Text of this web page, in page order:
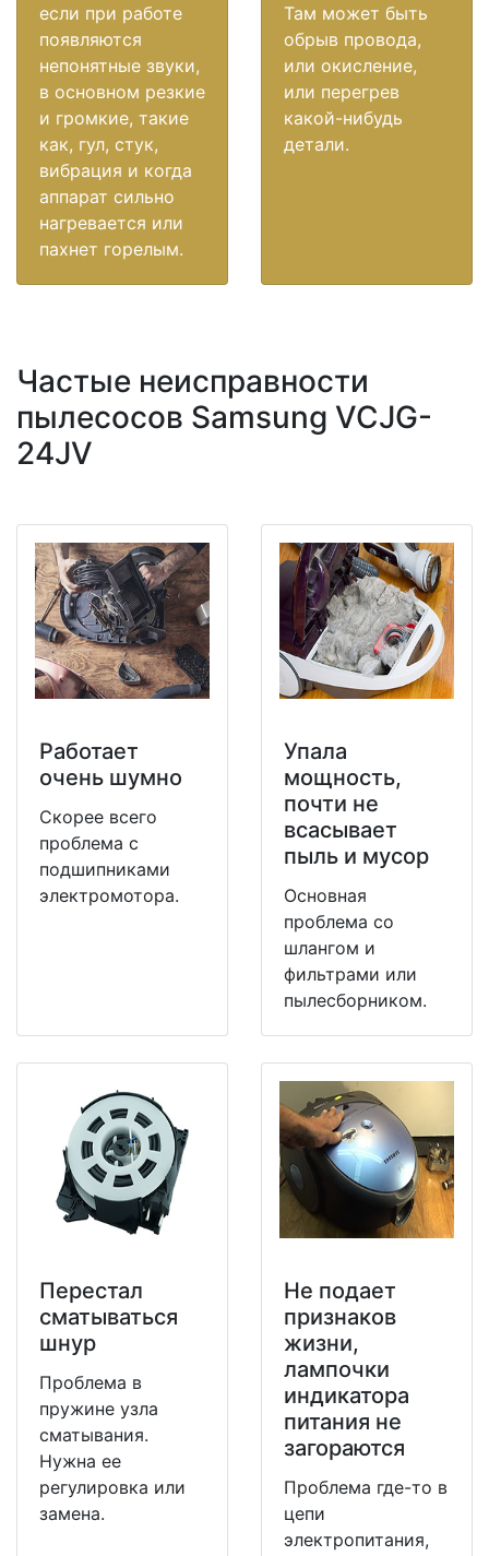
если при работе
появляются
непонятные звуки,
в основном резкие
и громкие, такие
как, гул, стук,
вибрация и когда
аппарат сильно
нагревается или
пахнет горелым.
Там может быть
обрыв провода,
или окисление,
или перегрев
какой-нибудь
детали.
Частые неисправности
пылесосов Samsung VCJG-
24JV
Работает
очень шумно
Скорее всего
проблема с
подшипниками
электромотора.
Упала
мощность,
почти не
всасывает
пыль и мусор
Основная
проблема со
шлангом и
фильтрами или
пылесборником.
Перестал
сматываться
шнур
Проблема в
пружине узла
сматывания.
Нужна ее
регулировка или
замена.
Не подает
признаков
жизни,
лампочки
индикатора
питания не
загораются
Проблема где-то в
цепи
электропитания,